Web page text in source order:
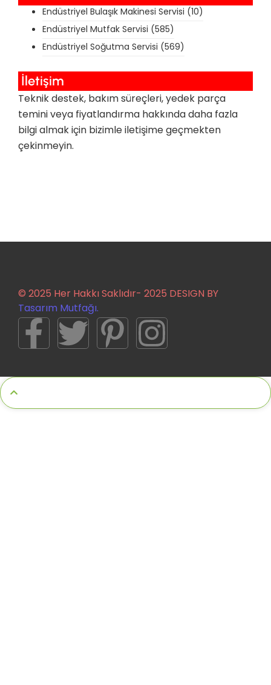
Endüstriyel Bulaşık Makinesi Servisi (10)
Endüstriyel Mutfak Servisi (585)
Endüstriyel Soğutma Servisi (569)
İletişim
Teknik destek, bakım süreçleri, yedek parça
temini veya fiyatlandırma hakkında daha fazla
bilgi almak için bizimle iletişime geçmekten
çekinmeyin.
© 2025 Her Hakkı Saklıdır- 2025 DESIGN BY
Tasarım Mutfağı.